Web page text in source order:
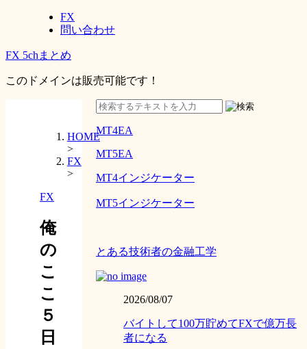
FX
問い合わせ
FX 5chまとめ
このドメインは販売可能です！
HOME
>
FX
>
FX
俺
の
こ
こ
５
日
MT4EA
MT5EA
MT4インジケーター
MT5インジケーター
とある技術者の金融工学
2026/08/07
バイトして100万貯めてFXで億万長
者になる